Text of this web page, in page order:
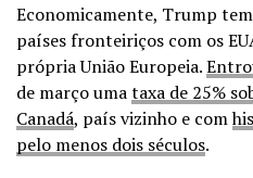
Economicamente, Trump
países fronteiriços com os
própria União Europeia.
de março umataxa de 25%
Canadá, país vizinho e com
pelo menos dois séculos.